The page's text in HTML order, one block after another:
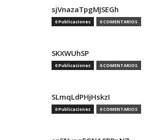
sjVnazaTpgMJSEGh
0 Publicaciones 0 COMENTARIOS
SKXWUhSP
0 Publicaciones 0 COMENTARIOS
SLmqLdPHjHskzI
0 Publicaciones 0 COMENTARIOS